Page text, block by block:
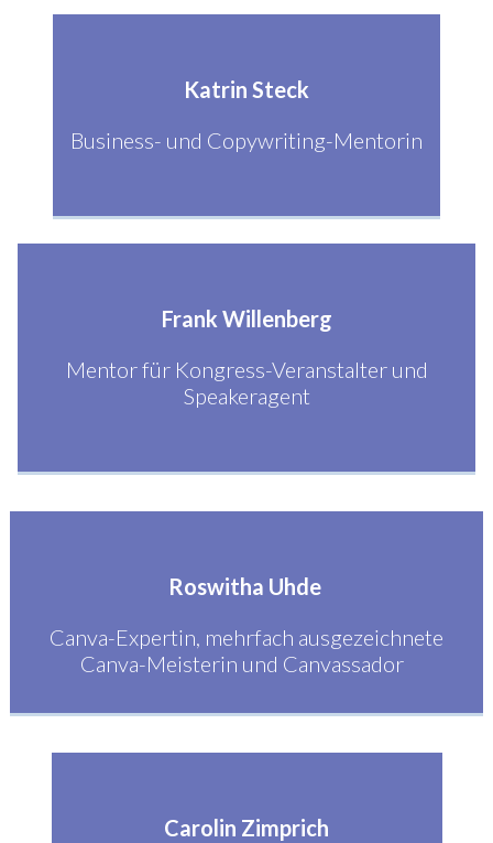
Katrin Steck
Business- und Copywriting-Mentorin
Frank Willenberg
Mentor für Kongress-Veranstalter und
Speakeragent
Roswitha Uhde
Canva-Expertin, mehrfach ausgezeichnete
Canva-Meisterin und Canvassador
Carolin Zimprich